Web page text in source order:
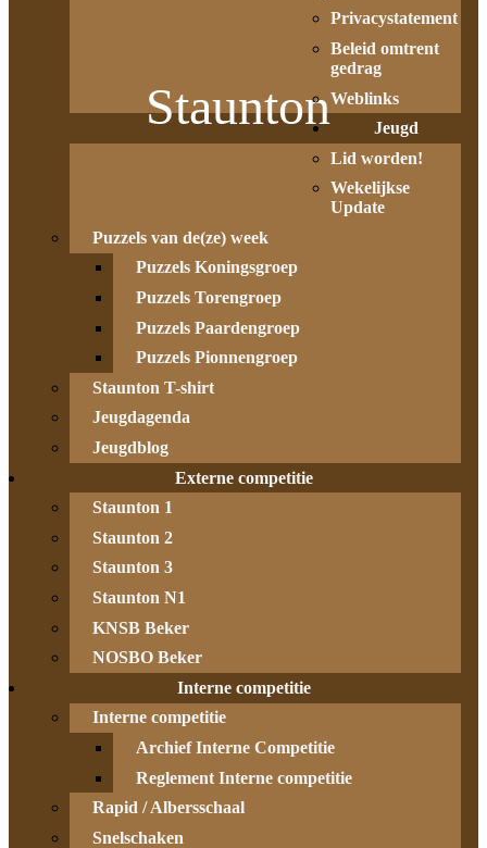
Staunton
Privacystatement
Beleid omtrent
gedrag
Weblinks
Jeugd
Lid worden!
Wekelijkse
Update
Puzzels van de(ze) week
Puzzels Koningsgroep
Puzzels Torengroep
Puzzels Paardengroep
Puzzels Pionnengroep
Staunton T-shirt
Jeugdagenda
Jeugdblog
Externe competitie
Staunton 1
Staunton 2
Staunton 3
Staunton N1
KNSB Beker
NOSBO Beker
Interne competitie
Interne competitie
Archief Interne Competitie
Reglement Interne competitie
Rapid / Albersschaal
Snelschaken